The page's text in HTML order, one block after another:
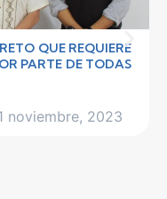
QUE REQUIERE
PARTE DE TODAS
noviembre, 2023